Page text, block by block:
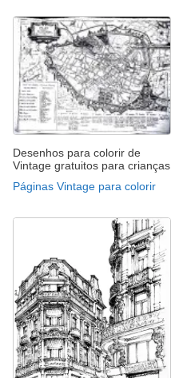
Desenhos para colorir de
Vintage gratuitos para crianças
Páginas Vintage para colorir